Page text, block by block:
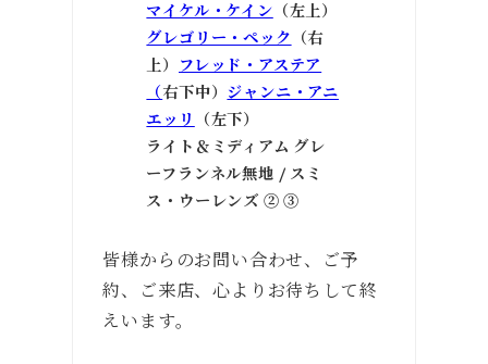
マイケル・ケイン（左上）
グレゴリー・ペック（右
上） フレッド・アステア
（右下中）ジャンニ・アニ
エッリ（左下）
ライト＆ミディアム グレ
ーフランネル無地 / スミ
ス・ウーレンズ ② ③
皆様からのお問い合わせ、ご予
約、ご来店、心よりお待ちして終
えいます。